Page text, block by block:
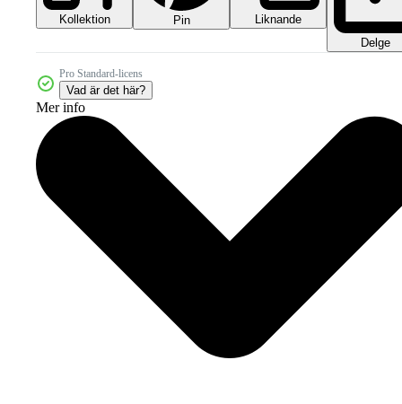
Kollektion Pin
Liknande
Delge
Pro Standard-licens
Vad är det här?
Mer info